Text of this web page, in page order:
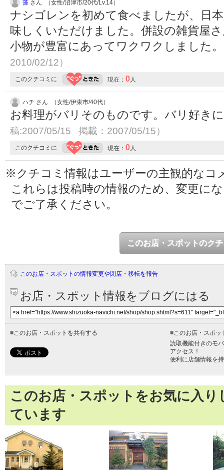
藻 さん （女性/沼津市/20代/Lv.14）
ナシゴレンを初めて食べましたが、日
味しくいただけました。併設の雑貨屋
小物が豊富にあってワクワクしました
2010/02/12）
このクチコミに 現在： 0人
ハチ さん （女性/伊東市/40代）
お料理がバリそのものです。バリ好き
稿:2007/05/15 掲載：2007/05/15）
このクチコミに 現在： 0人
※クチコミ情報はユーザーの主観的なコ
これらは投稿時の情報のため、変更に
でご了承ください。
このお店・スポットのク
このお店・スポットの情報変更や閉店・移転を報告
お店・スポット情報をブログにはる
■このお店・スポットを共有する ■このお店・スポッ
読取機能付きのモ
アクセス！
便利に店舗情報を
このお店・スポットをお気に入
ています